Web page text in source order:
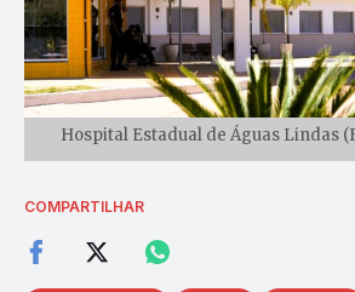
Hospital Estadual de Águas Lindas
COMPARTILHAR